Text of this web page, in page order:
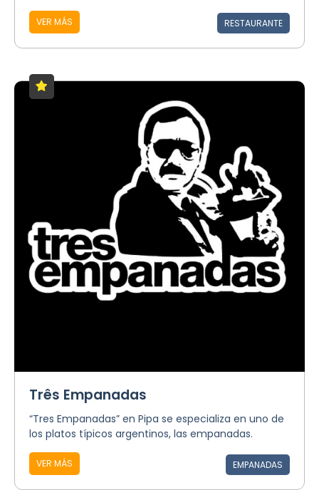
VER MÁS RESTAURANTE
Três Empanadas
“Tres Empanadas” en Pipa se especializa en uno de
los platos típicos argentinos, las empanadas.
VER MÁS EMPANADAS